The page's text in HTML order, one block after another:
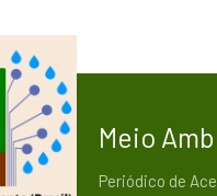
Meio
Periódico de